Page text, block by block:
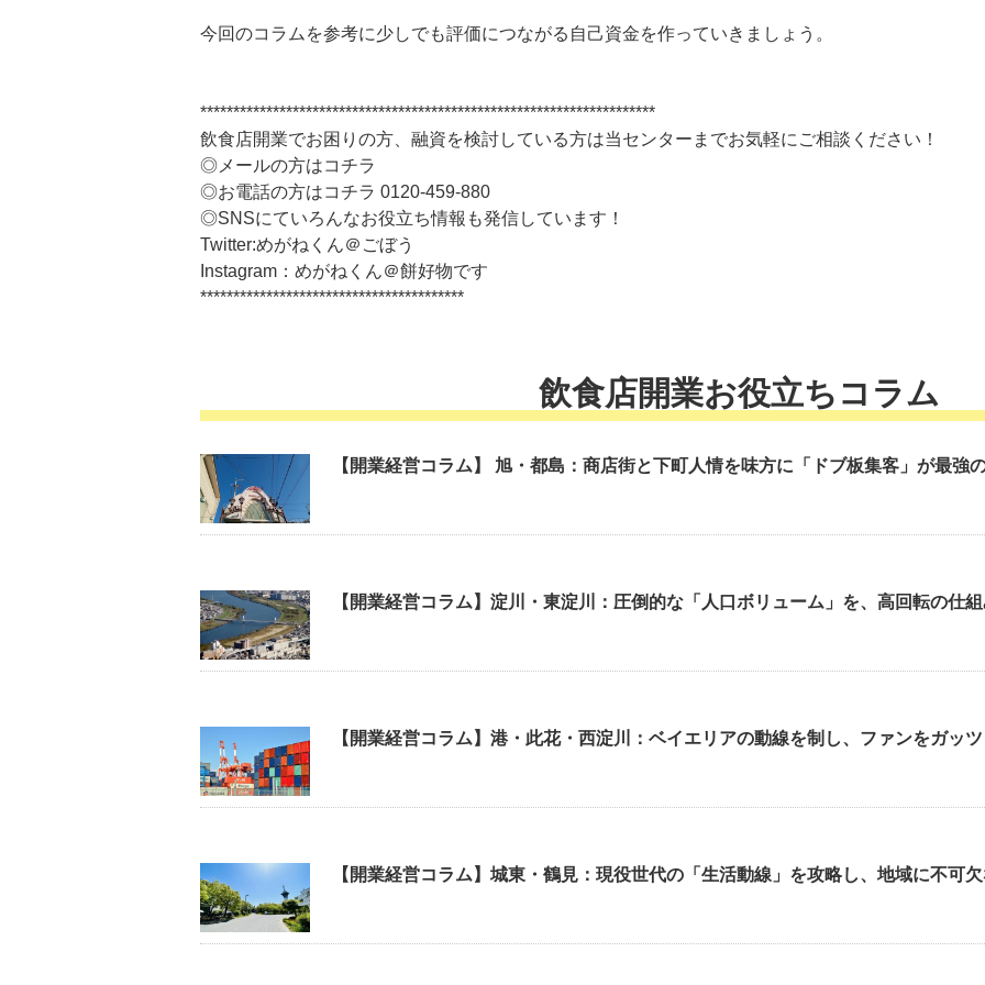
今回のコラムを参考に少しでも評価につながる自己資金を作っていきましょう。
*********************************************************************
飲食店開業でお困りの方、融資を検討している方は当センターまでお気軽にご相談ください！
◎メールの方はコチラ
◎お電話の方はコチラ 0120-459-880
◎SNSにていろんなお役立ち情報も発信しています！
Twitter:めがねくん＠ごぼう
Instagram：めがねくん＠餅好物です
****************************************
飲食店開業お役立ちコラム
【開業経営コラム】 旭・都島：商店街と下町人情を味方に「ドブ板集客」が最強
【開業経営コラム】淀川・東淀川：圧倒的な「人口ボリューム」を、高回転の仕
【開業経営コラム】港・此花・西淀川：ベイエリアの動線を制し、ファンをガッ
【開業経営コラム】城東・鶴見：現役世代の「生活動線」を攻略し、地域に不可